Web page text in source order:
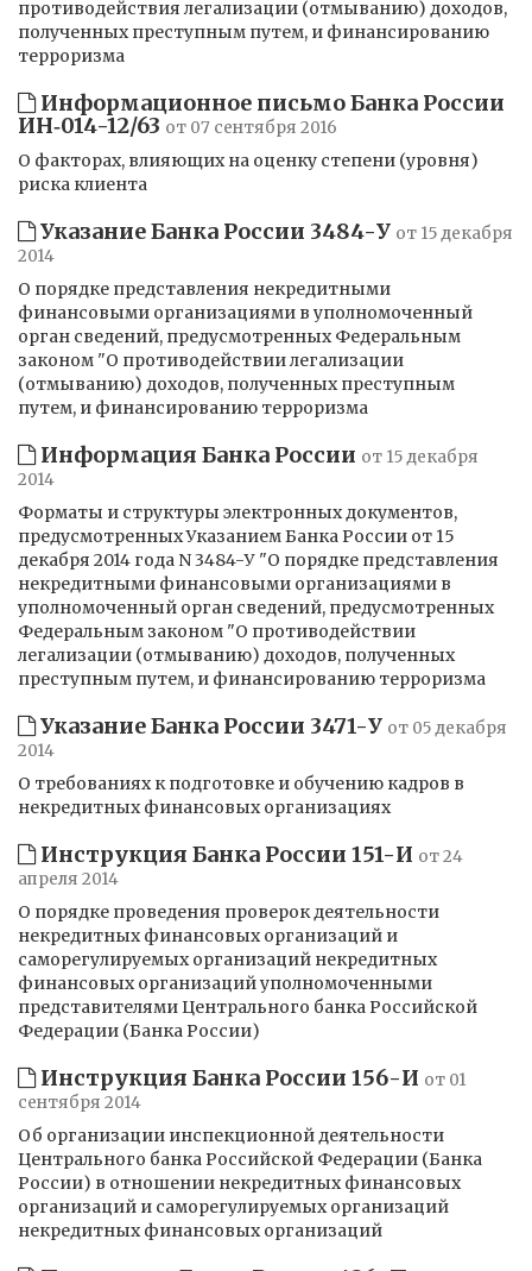
противодействия легализации (отмыванию) доходов,
полученных преступным путем, и финансированию
терроризма
Информационное письмо Банка России
ИН‑014-12/63 от 07 сентября 2016
О факторах, влияющих на оценку степени (уровня)
риска клиента
Указание Банка России 3484-У от 15 декабря
2014
О порядке представления некредитными
финансовыми организациями в уполномоченный
орган сведений, предусмотренных Федеральным
законом "О противодействии легализации
(отмыванию) доходов, полученных преступным
путем, и финансированию терроризма
Информация Банка России от 15 декабря
2014
Форматы и структуры электронных документов,
предусмотренных Указанием Банка России от 15
декабря 2014 года N 3484-У "О порядке представления
некредитными финансовыми организациями в
уполномоченный орган сведений, предусмотренных
Федеральным законом "О противодействии
легализации (отмыванию) доходов, полученных
преступным путем, и финансированию терроризма
Указание Банка России 3471-У от 05 декабря
2014
О требованиях к подготовке и обучению кадров в
некредитных финансовых организациях
Инструкция Банка России 151-И от 24
апреля 2014
О порядке проведения проверок деятельности
некредитных финансовых организаций и
саморегулируемых организаций некредитных
финансовых организаций уполномоченными
представителями Центрального банка Российской
Федерации (Банка России)
Инструкция Банка России 156-И от 01
сентября 2014
Об организации инспекционной деятельности
Центрального банка Российской Федерации (Банка
России) в отношении некредитных финансовых
организаций и саморегулируемых организаций
некредитных финансовых организаций